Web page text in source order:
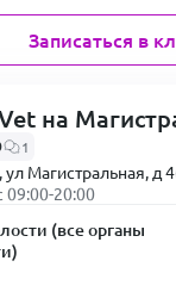
Записаться в
на
1
ул Магистральная, д
09:00-20:00
(все органы